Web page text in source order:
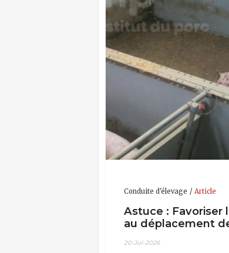
Conduite d'élevage Article
Astuce : Favoriser
au déplacement
20-Jul-2026